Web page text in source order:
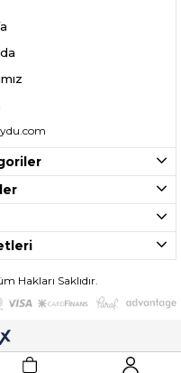
Hakları Saklıdır.